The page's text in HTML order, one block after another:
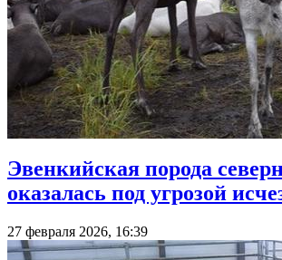
Эвенкийская порода
оказалась под угрозой
27 февраля 2026, 16:39